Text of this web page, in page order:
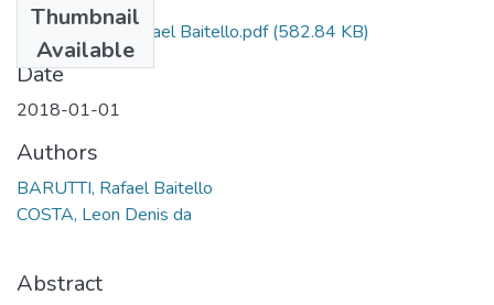
Thumbnail
Available
22 BARUTTI, Rafael Baitello.pdf(582.84 KB)
Date
2018-01-01
Authors
BARUTTI, Rafael Baitello
COSTA, Leon Denis da
Abstract